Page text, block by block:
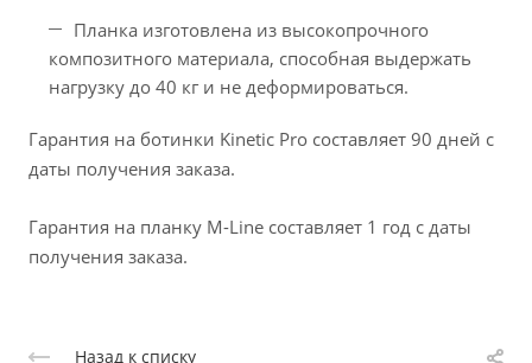
Планка изготовлена из высокопрочного
композитного материала, способная выдержать
нагрузку до 40 кг и не деформироваться.
Гарантия на ботинки Kinetic Pro составляет 90 дней с
даты получения заказа.
Гарантия на планку M-Line составляет 1 год с даты
получения заказа.
Назад к списку